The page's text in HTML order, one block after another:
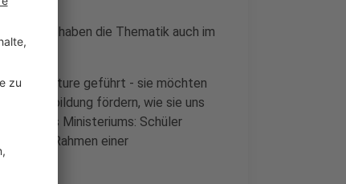
meisten haben die Thematik auch im
for Future geführt - sie möchten
fördern, wie sie uns
des Ministeriums: Schüler
im Rahmen einer